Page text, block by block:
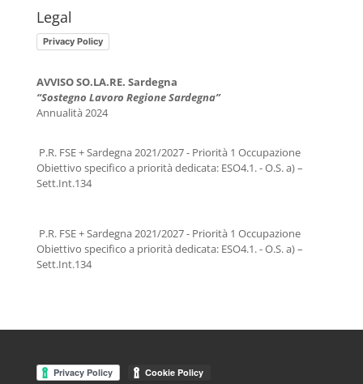
Legal
Privacy Policy
AVVISO SO.LA.RE. Sardegna
“Sostegno Lavoro Regione Sardegna”
Annualità 2024
P.R. FSE + Sardegna 2021/2027 - Priorità 1 Occupazione
Obiettivo specifico a priorità dedicata: ESO4.1. - O.S. a) –
Sett.Int.134
P.R. FSE + Sardegna 2021/2027 - Priorità 1 Occupazione
Obiettivo specifico a priorità dedicata: ESO4.1. - O.S. a) –
Sett.Int.134